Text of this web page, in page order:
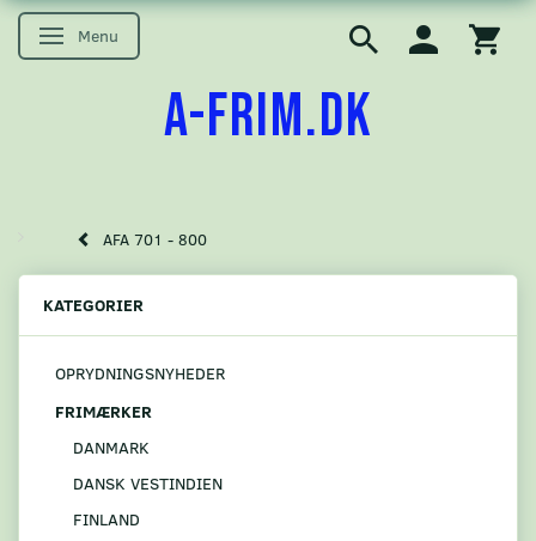
Skifte navigation
Menu
A-FRIM.DK
AFA 701 - 800
KATEGORIER
OPRYDNINGSNYHEDER
FRIMÆRKER
DANMARK
DANSK VESTINDIEN
FINLAND